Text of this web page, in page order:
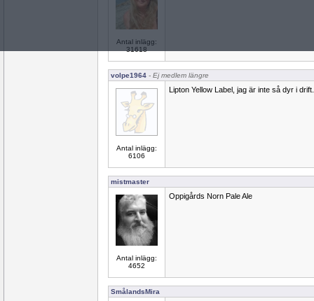
Antal inlägg:
31618
volpe1964 - Ej medlem längre
Antal inlägg:
6106
Lipton Yellow Label, jag är inte så dyr i drift.
mistmaster
Antal inlägg:
4652
Oppigårds Norn Pale Ale
SmålandsMira